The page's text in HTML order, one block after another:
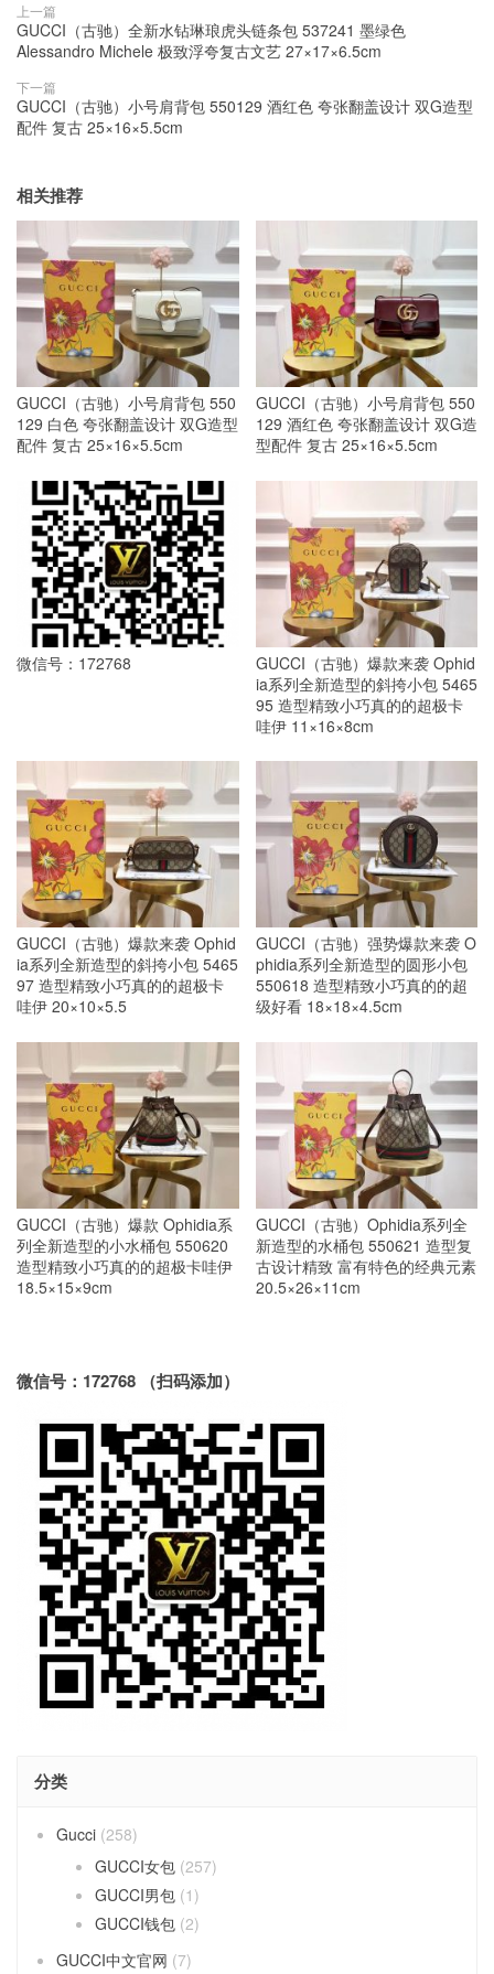
上一篇
GUCCI（古驰）全新水钻琳琅虎头链条包 537241 墨绿色
Alessandro Michele 极致浮夸复古文艺 27×17×6.5cm
下一篇
GUCCI（古驰）小号肩背包 550129 酒红色 夸张翻盖设计 双G造型
配件 复古 25×16×5.5cm
相关推荐
GUCCI（古驰）小号肩背包 550
129 白色 夸张翻盖设计 双G造型
配件 复古 25×16×5.5cm
GUCCI（古驰）小号肩背包 550
129 酒红色 夸张翻盖设计 双G造
型配件 复古 25×16×5.5cm
微信号：172768
GUCCI（古驰）爆款来袭 Ophid
ia系列全新造型的斜挎小包 5465
95 造型精致小巧真的的超极卡
哇伊 11×16×8cm
GUCCI（古驰）爆款来袭 Ophid
ia系列全新造型的斜挎小包 5465
97 造型精致小巧真的的超极卡
哇伊 20×10×5.5
GUCCI（古驰）强势爆款来袭 O
phidia系列全新造型的圆形小包
550618 造型精致小巧真的的超
级好看 18×18×4.5cm
GUCCI（古驰）爆款 Ophidia系
列全新造型的小水桶包 550620
造型精致小巧真的的超极卡哇伊
18.5×15×9cm
GUCCI（古驰）Ophidia系列全
新造型的水桶包 550621 造型复
古设计精致 富有特色的经典元素
20.5×26×11cm
微信号：172768 （扫码添加）
分类
Gucci (258)
GUCCI女包 (257)
GUCCI男包 (1)
GUCCI钱包 (2)
GUCCI中文官网 (7)